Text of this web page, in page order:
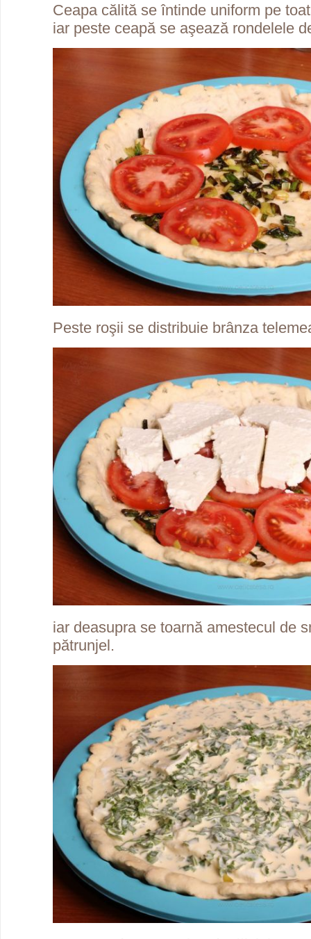
Ceapa călită se întinde uniform pe
iar peste ceapă se aşează rondelele
Peste roşii se distribuie brânza
iar deasupra se toarnă amestecul de
pătrunjel.